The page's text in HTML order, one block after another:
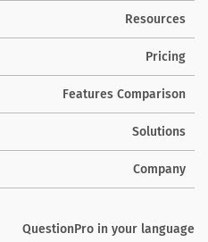
Resources
Pricing
Features Comparison
Solutions
Company
QuestionPro in your language